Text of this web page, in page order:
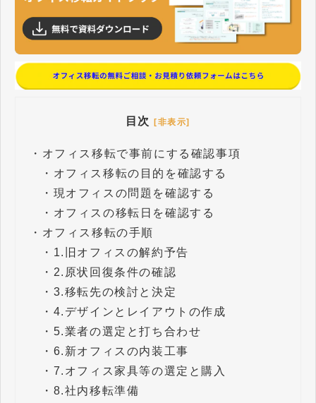
目次 [非表示]
・ オフィス移転で事前にする確認事項
・ オフィス移転の目的を確認する
・ 現オフィスの問題を確認する
・ オフィスの移転日を確認する
・ オフィス移転の手順
・ 1.旧オフィスの解約予告
・ 2.原状回復条件の確認
・ 3.移転先の検討と決定
・ 4.デザインとレイアウトの作成
・ 5.業者の選定と打ち合わせ
・ 6.新オフィスの内装工事
・ 7.オフィス家具等の選定と購入
・ 8.社内移転準備